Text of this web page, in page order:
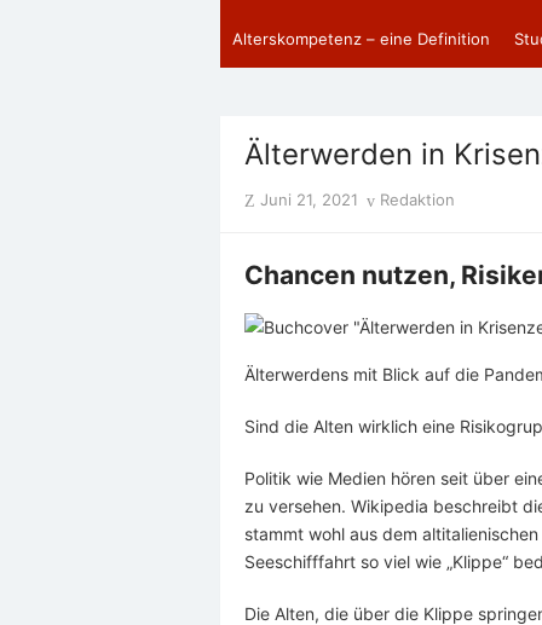
Alterskompetenz – eine Definition
Älterwerden in
Posted
Juni 21, 2021 Author
Redaktion
Chancen nutzen,
Älterwerdens mit Blick auf die
Sind die Alten wirklich eine
Politik wie Medien hören seit über
zu versehen. Wikipedia beschreibt
stammt wohl aus dem
Seeschifffahrt so viel wie „Klippe“
Die Alten, die über die Klippe